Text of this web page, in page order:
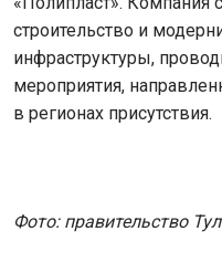
строительство и
инфраструктуры,
мероприятия,
в регионах присутствия.
Фото: правительство